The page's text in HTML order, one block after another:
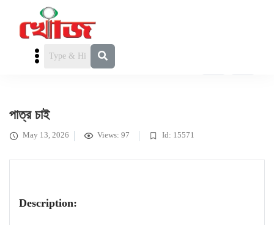
FEATURED
পাত্র চাই
May 13, 2026 Views: 97 Id: 15571
Description: